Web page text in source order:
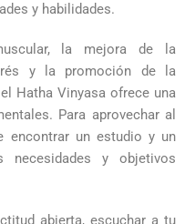
y habilidades.
la mejora de la
y la promoción de la
Hatha Vinyasa ofrece una
Para aprovechar al
encontrar un estudio y un
y objetivos
abierta, escuchar a tu